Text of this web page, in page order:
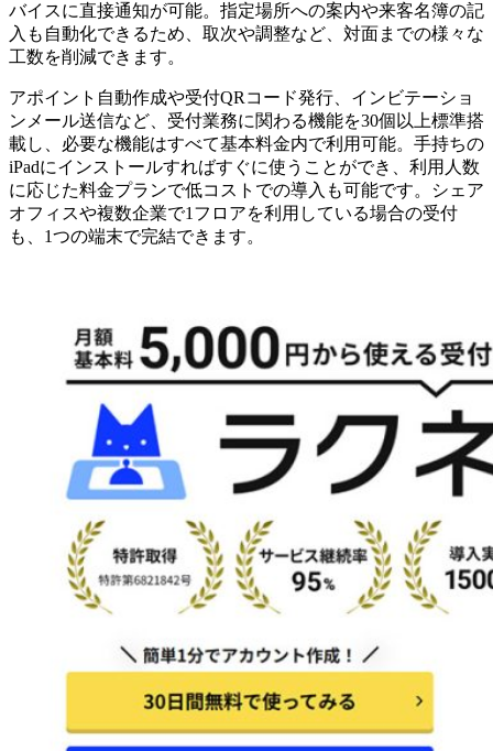
バイスに直接通知が可能。指定場所への案内や来客名簿の記
入も自動化できるため、取次や調整など、対面までの様々な
工数を削減できます。
アポイント自動作成や受付QRコード発行、インビテーショ
ンメール送信など、受付業務に関わる機能を30個以上標準搭
載し、必要な機能はすべて基本料金内で利用可能。手持ちの
iPadにインストールすればすぐに使うことができ、利用人数
に応じた料金プランで低コストでの導入も可能です。シェア
オフィスや複数企業で1フロアを利用している場合の受付
も、1つの端末で完結できます。